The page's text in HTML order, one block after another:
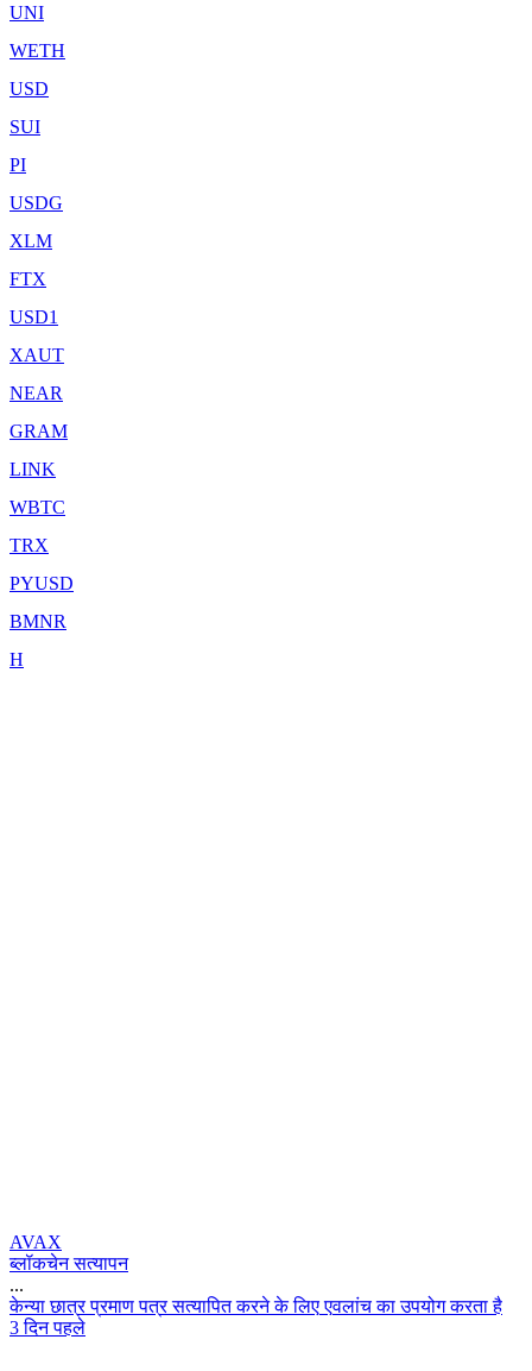
UNI
WETH
USD
SUI
PI
USDG
XLM
FTX
USD1
XAUT
NEAR
GRAM
LINK
WBTC
TRX
PYUSD
BMNR
H
AVAX
ब्लॉकचेन सत्यापन
...
कनय छतर परमण पतर सतयपत करन क लए एवलच क उपयग करत ह
3 दिन पहले